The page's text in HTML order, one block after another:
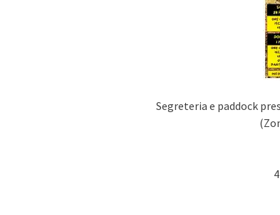
Segreteria e paddock